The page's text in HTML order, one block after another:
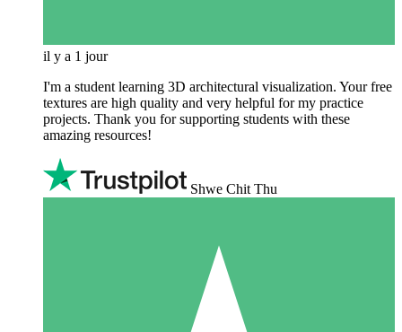
il y a 1 jour
I'm a student learning 3D architectural visualization. Your free
textures are high quality and very helpful for my practice
projects. Thank you for supporting students with these
amazing resources!
Shwe Chit Thu